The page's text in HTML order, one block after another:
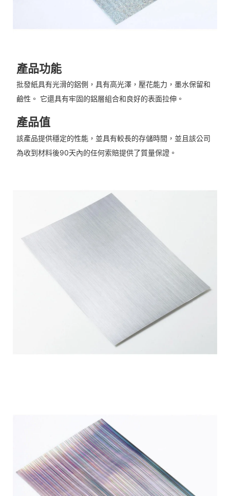
產品功能
批發紙具有光滑的鋁側，具有高光澤，壓花能力，墨水保留和
鹼性。 它還具有牢固的鋁層組合和良好的表面拉伸。
產品值
該產品提供穩定的性能，並具有較長的存儲時間，並且該公司
為收到材料後90天內的任何索賠提供了質量保證。